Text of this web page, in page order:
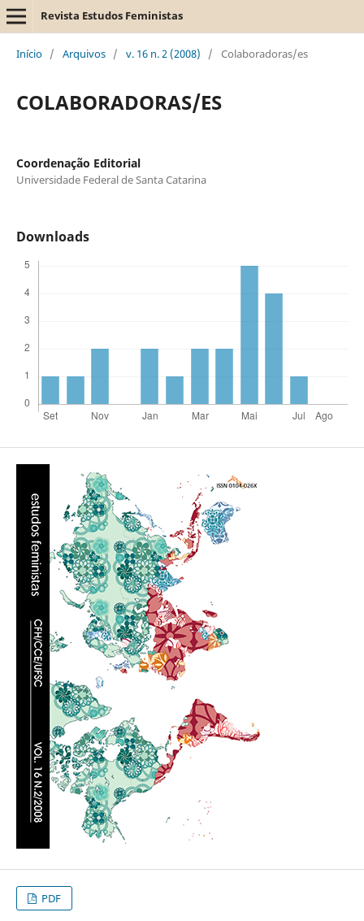
Revista Estudos Feministas
Início / Arquivos / v. 16 n. 2 (2008) / Colaboradoras/es
COLABORADORAS/ES
Coordenação Editorial
Universidade Federal de Santa Catarina
Downloads
PDF